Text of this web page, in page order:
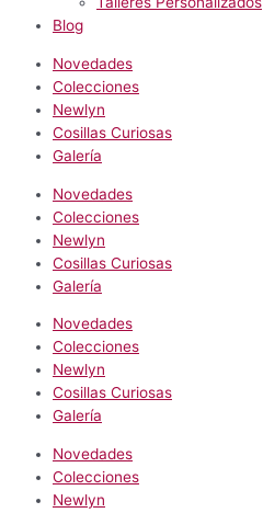
Blog
Novedades
Colecciones
Newlyn
Cosillas Curiosas
Galería
Novedades
Colecciones
Newlyn
Cosillas Curiosas
Galería
Novedades
Colecciones
Newlyn
Cosillas Curiosas
Galería
Novedades
Colecciones
Newlyn